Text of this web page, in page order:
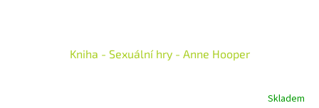
Kniha - Sexuální hry - Anne Hooper
Skladem